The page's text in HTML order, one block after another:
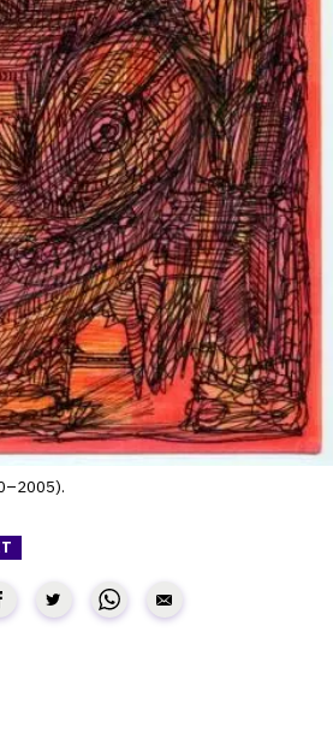
SERVICES
CATALOGUE RAISONNÉ
DÉDIÉS AUX GALERISTES
SON SITE ARTISTE
CATALOGUE D'EXPO
SES EXPOSITIONS
CONTRIBUTEUR
À PROPOS
OAM
CGU